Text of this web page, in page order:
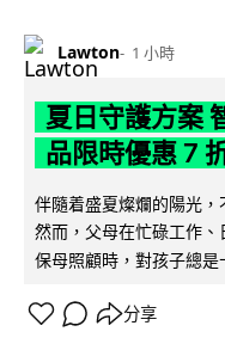
Lawton 1 小時
夏日守護方案
品限時優惠 7
伴隨着盛夏燦爛的陽光，
然而，父母在忙碌工作
保母照顧時，對孩子總是
分享